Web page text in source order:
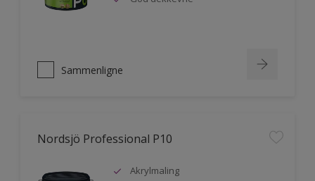
Sammenligne
Nordsjö Professional P10
Akrylmaling